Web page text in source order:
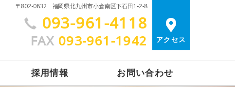
〒802-0832 福岡県北九州市小倉南区下石田1-2-8
093-961-4118
FAX 093-961-1942 アクセス
採用情報 お問い合わせ